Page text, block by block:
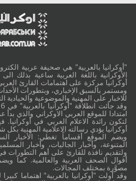
"أوكرانيا بالعربية" هي صحيفة عربية
الأوكرانية باللغة العربية ساعية بذلك
أوكرانيا مركزة على اهتمامات القارئ
ومستمر بالسبق الإخباري، وبتطورات
للاخبار على المهنية والموضوعية والحيادية
لتكون رائدة الاعلام العربي في
أوكرانيا يؤدي رسالته الاعلامية المهنية
ويضم الموقع أقساماً تغطي: الأخبار
المتنوعة، وأخبار الجاليات، وأخبار
ولتقديم نافذة للقارئ على أهم التطورات
أقوال الصحف العربية والعالمية. كما
مصوَّرة بمختلف المجالات.
وقد أولت "أوكرانيا بالعربية" اهتماما